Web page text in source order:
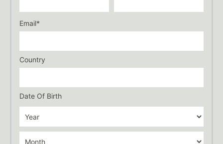
Email*
Country
Date Of Birth